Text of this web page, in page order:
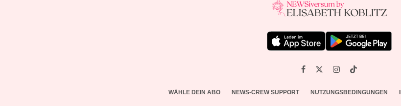
WÄHLE DEIN ABO NEWS-CREW SUPPORT NUTZUNGSBEDINGUNGEN